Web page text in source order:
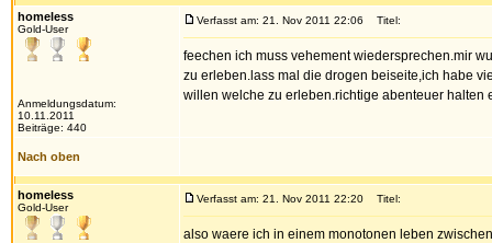
homeless
Gold-User
Anmeldungsdatum:
10.11.2011
Beiträge: 440
Verfasst am: 21. Nov 2011 22:06 Titel:
feechen ich muss vehement wiedersprechen.mir
zu erleben.lass mal die drogen beiseite,ich habe
willen welche zu erleben.richtige abenteuer halten
Nach oben
homeless
Gold-User
Verfasst am: 21. Nov 2011 22:20 Titel:
also waere ich in einem monotonen leben